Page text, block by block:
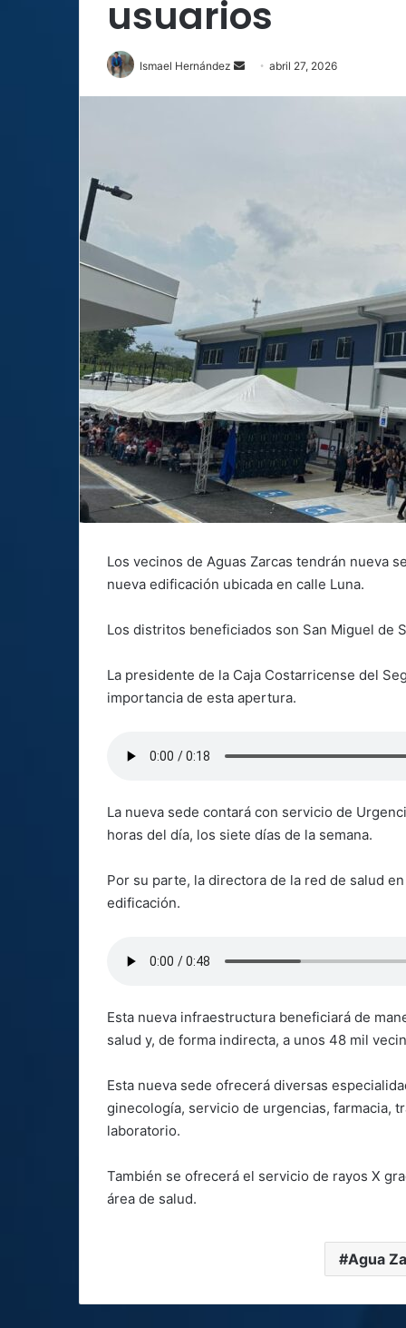
usuarios
Ismael Hernández
Sendabril 27, 2026
Los vecinos de Aguas Zarcas tendrán nueva
nueva edificación ubicada en calle Luna.
Los distritos beneficiados son San Miguel de
La presidente de la Caja Costarricense del
importancia de esta apertura.
La nueva sede contará con servicio de
horas del día, los siete días de la semana.
Por su parte, la directora de la red de salud
edificación.
Esta nueva infraestructura beneficiará de
salud y, de forma indirecta, a unos 48 mil
Esta nueva sede ofrecerá diversas
ginecología, servicio de urgencias, farmacia,
laboratorio.
También se ofrecerá el servicio de rayos X
área de salud.
Agua